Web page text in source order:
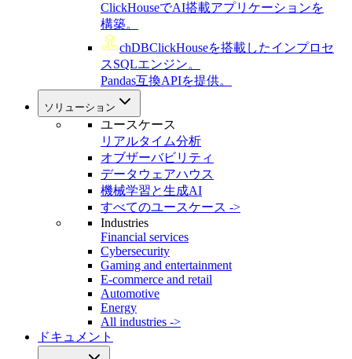
ClickHouseでAI搭載アプリケーションを
構築。
chDBClickHouseを搭載したインプロセ
スSQLエンジン。
Pandas互換APIを提供。
ソリューション
ユースケース
リアルタイム分析
オブザーバビリティ
データウェアハウス
機械学習と生成AI
すべてのユースケース ->
Industries
Financial services
Cybersecurity
Gaming and entertainment
E-commerce and retail
Automotive
Energy
All industries ->
ドキュメント